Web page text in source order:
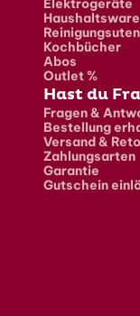
Kochbücher
Abos
Outlet %
Hast du
Fragen &
Bestellung
Versand &
Zahlungsarten
Garantie
Gutschein